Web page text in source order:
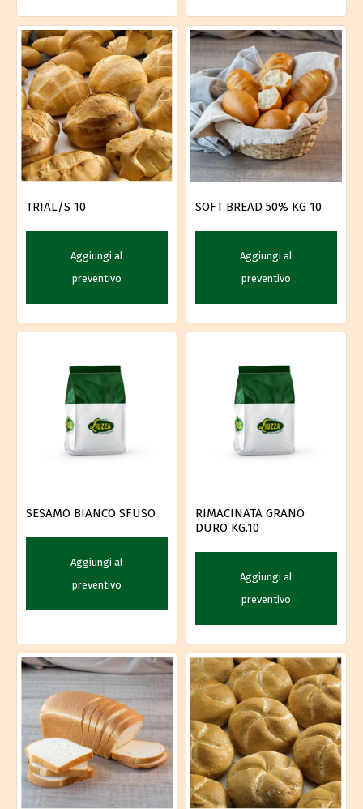
TRIAL/S 10
Aggiungi al
preventivo
SOFT BREAD 50% KG 10
Aggiungi al
preventivo
SESAMO BIANCO SFUSO
Aggiungi al
preventivo
RIMACINATA GRANO
DURO KG.10
Aggiungi al
preventivo